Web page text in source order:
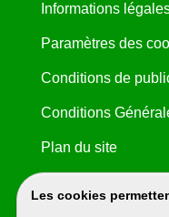
Les cookies
Informations
Paramètres des
Conditions de
Conditions
Plan du site